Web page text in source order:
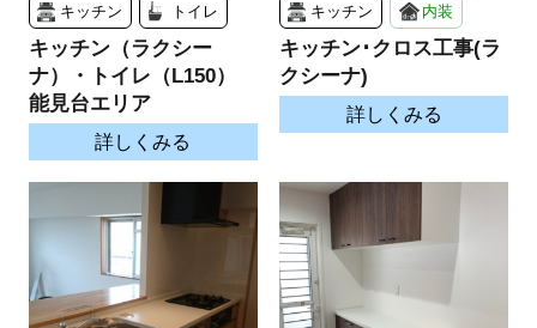
キッチン トイレ
キッチン（ラクシー
ナ）・トイレ（L150）
能見台エリア
詳しくみる
キッチン 内装
キッチン･クロス工事(ラ
クシーナ)
詳しくみる